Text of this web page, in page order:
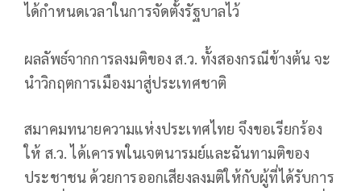
ได้กำหนดเวลาในการจัดตั้งรัฐบาลไว้
ผลลัพธ์จากการลงมติของ ส.ว. ทั้งสองกรณีข้างต้น จะ
นำวิกฤตการเมืองมาสู่ประเทศชาติ
สมาคมทนายความแห่งประเทศไทย จึงขอเรียกร้อง
ให้ ส.ว. ได้เคารพในเจตนารมย์และฉันทามติของ
ประชาชน ด้วยการออกเสียงลงมติให้กับผู้ที่ได้รับการ